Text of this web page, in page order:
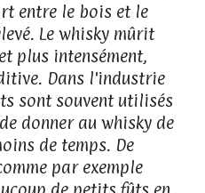
entre le bois et le
Le whisky mûrit
plus intensément,
Dans l'industrie
sont souvent utilisés
donner au whisky de
de temps. De
par exemple